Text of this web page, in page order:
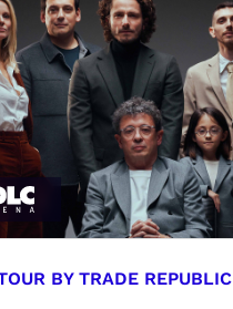
BY TRADE REPUBLIC